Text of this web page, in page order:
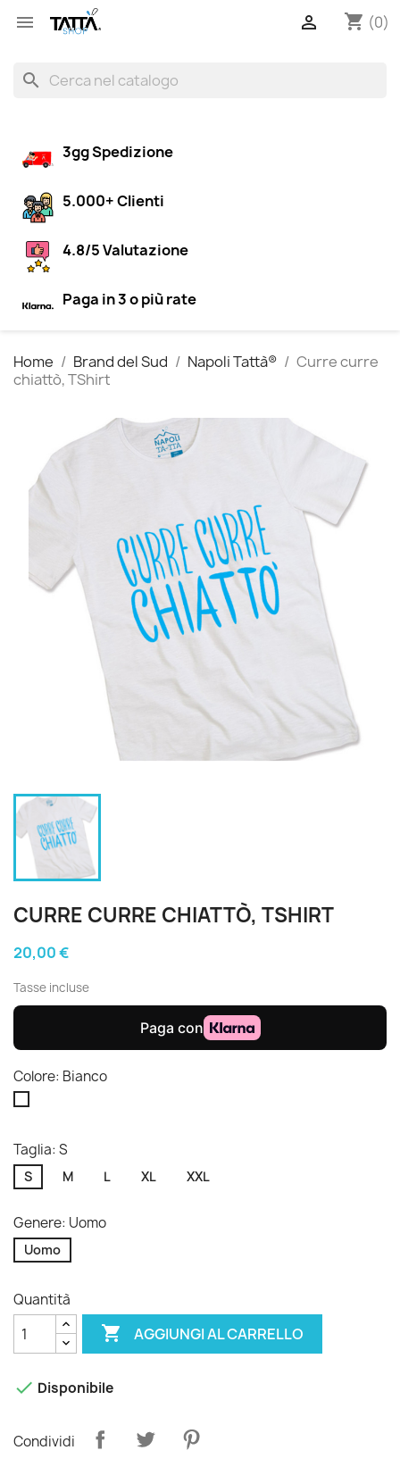
 shopping_cart (0)

search
3gg Spedizione
5.000+ Clienti
4.8/5 Valutazione
Paga in 3 o più rate
Home Brand del Sud Napoli Tattà®
Curre curre
chiattò, TShirt
CURRE CURRE CHIATTÒ, TSHIRT
20,00 €
Tasse incluse
Colore: Bianco
Taglia: S
S M L XL XXL
Genere: Uomo
Uomo
Quantità
 AGGIUNGI AL CARRELLO
 Disponibile
Condividi